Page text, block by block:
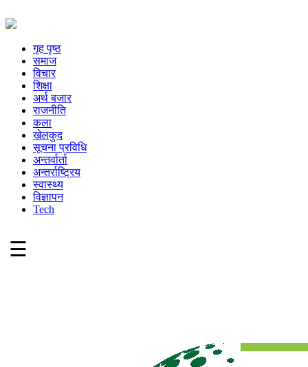
गृह पृष्ठ
समाज
विचार
शिक्षा
अर्थ बजार
राजनीति
कला
खेलकुद
सूचना प्रविधि
अन्तर्वार्ता
अन्तर्राष्ट्रिय
स्वास्थ्य
विज्ञापन
Tech
☰